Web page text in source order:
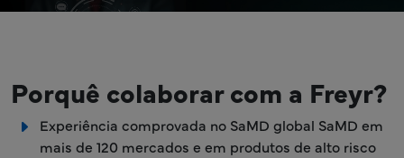
Porquê colaborar com a Freyr?
Experiência comprovada no SaMD global SaMD em
mais de 120 mercados e em produtos de alto risco